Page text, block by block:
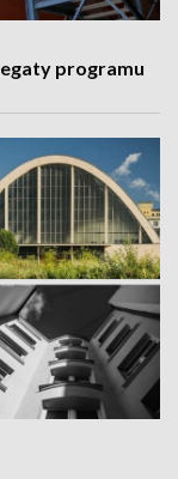
programu